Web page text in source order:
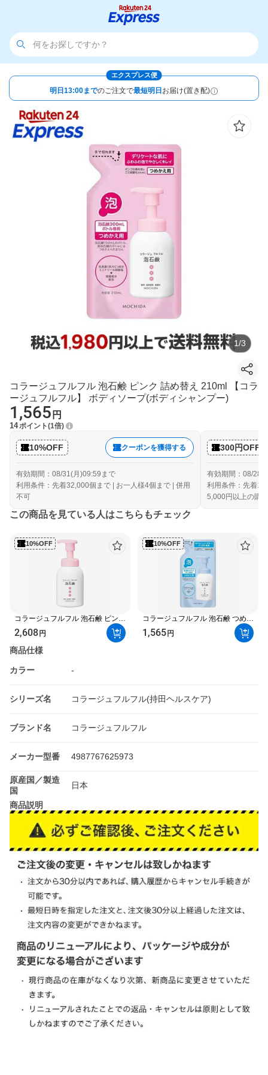
エクスプレス便
明日13:00までのご注文で最短明日 お届け(置き配)
1/3
コラージュフルフル 泡石鹸 ピンク 詰め替え 210ml 【コラ
ージュフルフル】 ボディソープ(ボディシャンプー)
1,565 円
14ポイント 1倍
10%OFF クーポンを獲得する
有効期間：08/31(月)09:59まで
利用条件：先着32,000個まで | お一人様4個まで | 併用
不可
300円OFF
有効期間：08/28(
利用条件：先着
5,000円以上の購
この商品を見ている人はこちらもチェック
10%OFF
コラージュフルフル 泡石鹸 ピンク
300ml 【コラージュフルフル】 ボ
ディソープ 泡タイプ
2,608円
10%OFF
コラージュフルフル 泡石鹸 つめか
え用 210ml 【コラージュフルフ
ル】 ボディソープ 泡タイプ
1,565円
商品仕様
カラー -
シリーズ名 コラージュフルフル(持田ヘルスケア)
ブランド名 コラージュフルフル
メーカー型番 4987767625973
原産国／製造
国
日本
商品説明